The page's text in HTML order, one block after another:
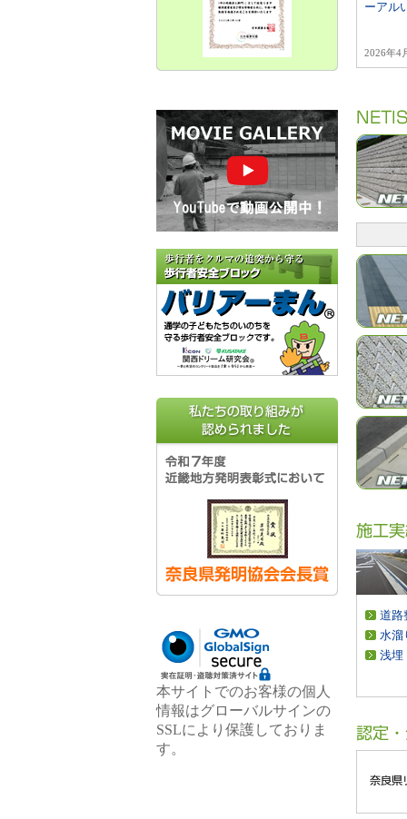
ーアル
2026年4
道路
水溜
浅埋
本サイトでのお客様の個人
情報はグローバルサインの
SSLにより保護しておりま
す。